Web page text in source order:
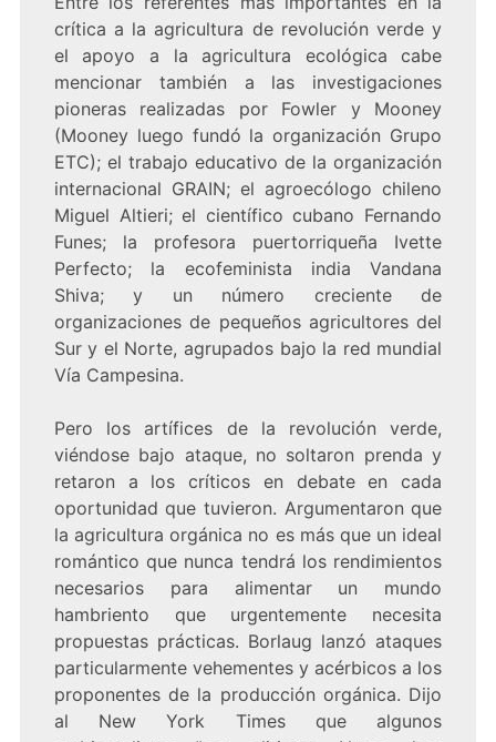
crítica a la agricultura de revolución verde y
el apoyo a la agricultura ecológica cabe
mencionar también a las investigaciones
pioneras realizadas por Fowler y Mooney
(Mooney luego fundó la organización Grupo
ETC); el trabajo educativo de la organización
internacional GRAIN; el agroecólogo chileno
Miguel Altieri; el científico cubano Fernando
Funes; la profesora puertorriqueña Ivette
Perfecto; la ecofeminista india Vandana
Shiva; y un número creciente de
organizaciones de pequeños agricultores del
Sur y el Norte, agrupados bajo la red mundial
Vía Campesina.
Pero los artífices de la revolución verde,
viéndose bajo ataque, no soltaron prenda y
retaron a los críticos en debate en cada
oportunidad que tuvieron. Argumentaron que
la agricultura orgánica no es más que un ideal
romántico que nunca tendrá los rendimientos
necesarios para alimentar un mundo
hambriento que urgentemente necesita
propuestas prácticas. Borlaug lanzó ataques
particularmente vehementes y acérbicos a los
proponentes de la producción orgánica. Dijo
al New York Times que algunos